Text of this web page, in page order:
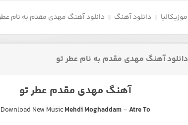
موزیکالیا دانلود آهنگ دانلود آهنگ مهدی مقدم به نام
دانلود آهنگ مهدی مقدم به نام عطر تو
آهنگ مهدی مقدم عطر تو
Download New MusicMehdi Moghaddam–Atre To